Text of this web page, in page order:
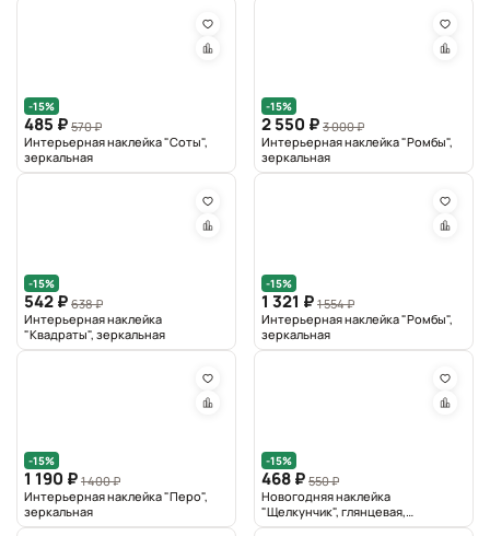
-15%
485 ₽ 570 ₽
Интерьерная наклейка "Соты",
зеркальная
-15%
2 550 ₽ 3 000 ₽
Интерьерная наклейка "Ромбы",
зеркальная
-15%
542 ₽ 638 ₽
Интерьерная наклейка
"Квадраты", зеркальная
-15%
1 321 ₽ 1 554 ₽
Интерьерная наклейка "Ромбы",
зеркальная
-15%
1 190 ₽ 1 400 ₽
Интерьерная наклейка "Перо",
зеркальная
-15%
468 ₽ 550 ₽
Новогодняя наклейка
"Щелкунчик", глянцевая,
разноцветный